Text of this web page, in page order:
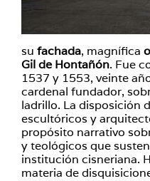
su fachada, magnífica
Gil de Hontañón. Fue
1537 y 1553, veinte
cardenal fundador,
ladrillo. La disposición
escultóricos y
propósito narrativo
y teológicos que
institución cisneriana.
materia de